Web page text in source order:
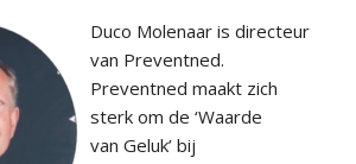
Duco Molenaar is directeur
van Preventned.
Preventned maakt zich
sterk om de ‘Waarde
van Geluk’ bij